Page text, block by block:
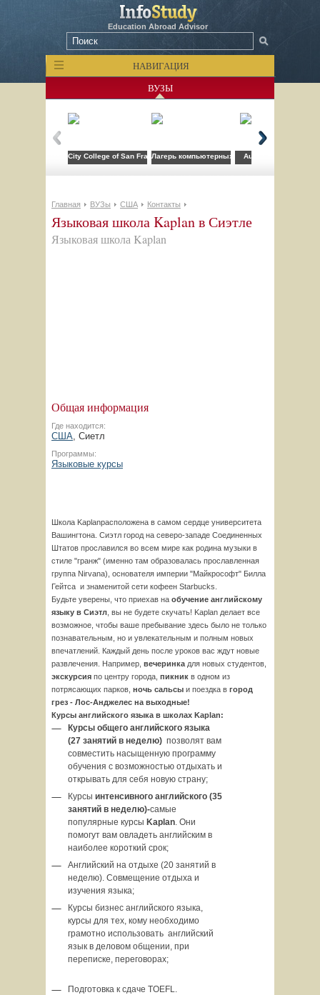
Education Abroad Advisor
НАВИГАЦИЯ
ВУЗЫ
City College of San FranciscoЛагерь компьютерных технологий FLS при
Auburn University
Главная ВУЗы США Контакты
Языковая школа Kaplan в Сиэтле
Языковая школа Kaplan
Общая информация
Где находится:
США, Сиетл
Программы:
Языковые курсы
Школа Kaplanрасположена в самом сердце университета
Вашингтона. Сиэтл город на северо-западе Соединенных
Штатов прославился во всем мире как родина музыки в
стиле "гранж" (именно там образовалась прославленная
группа Nirvana), основателя империи "Майкрософт" Билла
Гейтса и знаменитой сети кофеен Starbucks.
Будьте уверены, что приехав на обучение английскому
языку в Сиэтл , вы не будете скучать! Kaplan делает все
возможное, чтобы ваше пребывание здесь было не только
познавательным, но и увлекательным и полным новых
впечатлений. Каждый день после уроков вас ждут новые
развлечения. Например, вечеринка для новых студентов,
экскурсия по центру города, пикник в одном из
потрясающих парков, ночь сальсы и поездка в город
грез - Лос-Анджелес на выходные!
Курсы английского языка в школах Kaplan:
Курсы общего английского языка
(27 занятий в неделю) позволят вам
совместить насыщенную программу
обучения с возможностью отдыхать и
открывать для себя новую страну;
Курсы интенсивного английского (35
занятий в неделю)-самые
популярные курсы Kaplan. Они
помогут вам овладеть английским в
наиболее короткий срок;
Английский на отдыхе (20 занятий в
неделю). Совмещение отдыха и
изучения языка;
Курсы бизнес английского языка,
курсы для тех, кому необходимо
грамотно использовать английский
язык в деловом общении, при
переписке, переговорах;
Подготовка к сдаче TOEFL.